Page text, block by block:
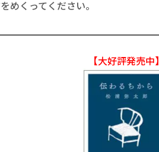
めくってください。
【大好評発売中】